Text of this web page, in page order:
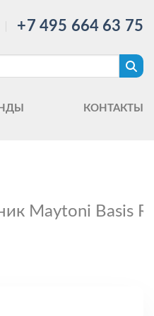
+7 495 664 63 75
КОНТАКТЫ
Maytoni Basis